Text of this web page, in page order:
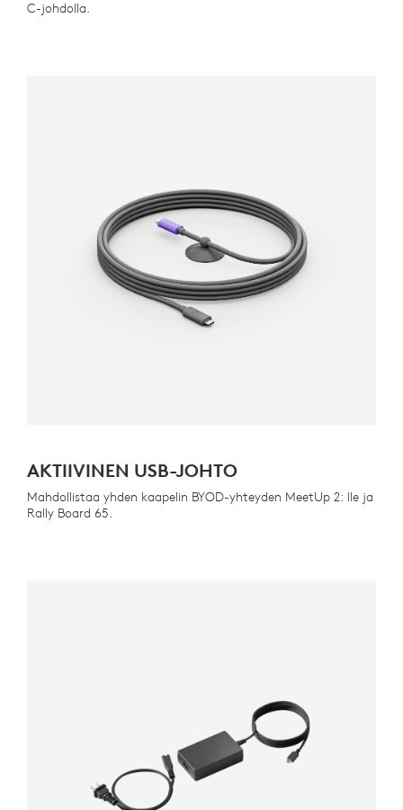
C-johdolla.
AKTIIVINEN USB-JOHTO
Mahdollistaa yhden kaapelin BYOD-yhteyden MeetUp 2: lle ja
Rally Board 65.